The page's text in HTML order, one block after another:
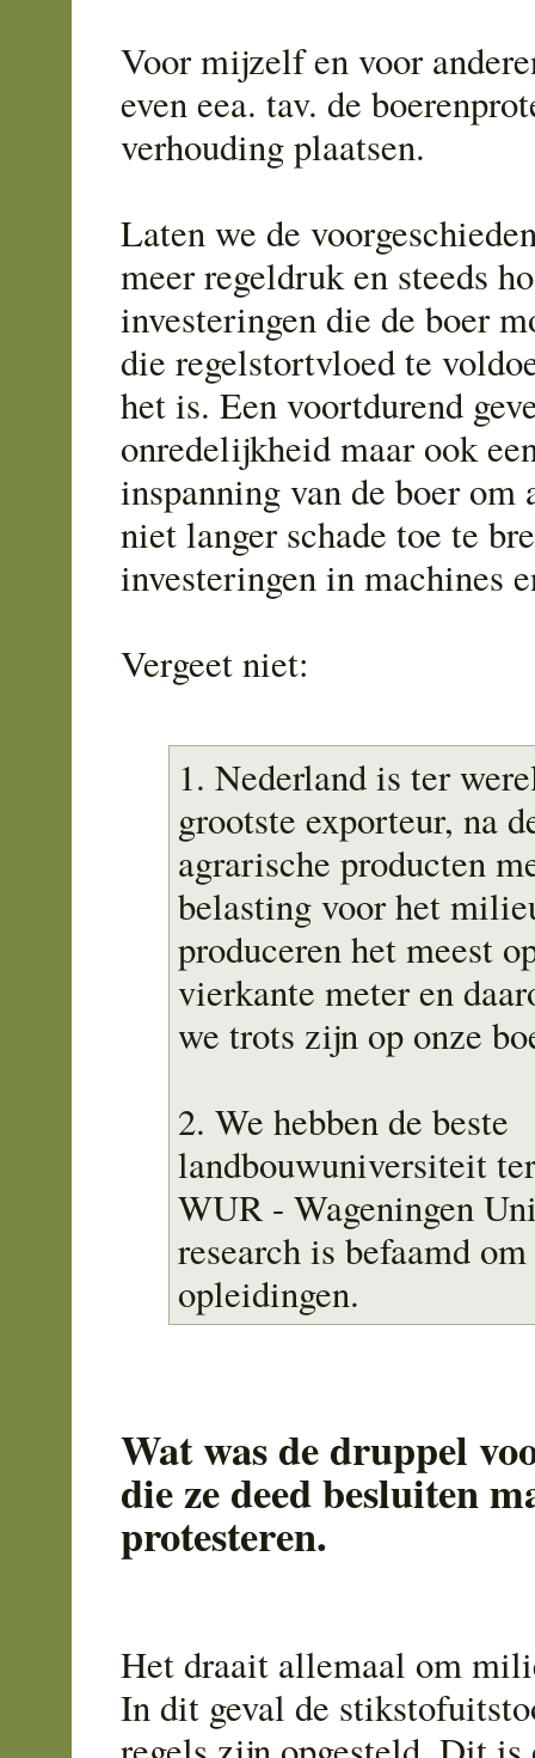
Voor mijzelf en voor
even eea. tav. de
verhouding plaatsen.
Laten we de
meer regeldruk en steeds
investeringen die de boer
die regelstortvloed te
het is. Een voortdurend
onredelijkheid maar ook
inspanning van de boer om
niet langer schade toe te
investeringen in machines
Vergeet niet:
1. Nederland is ter
grootste exporteur, na
agrarische producten
belasting voor het
produceren het meest
vierkante meter en
we trots zijn op onze
2. We hebben de beste
landbouwuniversiteit
WUR - Wageningen
research is befaamd
opleidingen.
Wat was de druppel
die ze deed besluiten
protesteren.
Het draait allemaal om
In dit geval de